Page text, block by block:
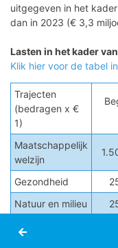
uitgegeven in het
dan in 2023 (€ 3,3
Lasten in het kader
Klik hier voor de tabel
Trajecten
(bedragen x €
1)
Maatschappelijk
welzijn
Gezondheid
Natuur en milieu
Educatie